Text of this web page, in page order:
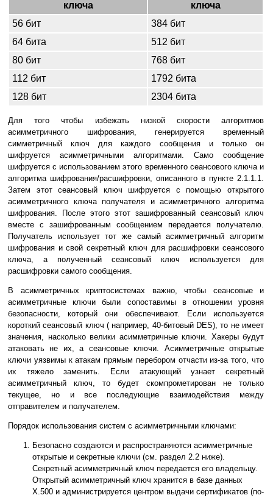
ключа
ключа
56 бит
384 бит
64 бита
512 бит
80 бит
768 бит
112 бит
1792 бита
128 бит
2304 бита
Для того чтобы избежать низкой скорости алгоритмов
асимметричного шифрования, генерируется временный
симметричный ключ для каждого сообщения и только он
шифруется асимметричными алгоритмами. Само сообщение
шифруется с использованием этого временного сеансового ключа и
алгоритма шифрования/расшифровки, описанного в пункте 2.1.1.1.
Затем этот сеансовый ключ шифруется с помощью открытого
асимметричного ключа получателя и асимметричного алгоритма
шифрования. После этого этот зашифрованный сеансовый ключ
вместе с зашифрованным сообщением передается получателю.
Получатель использует тот же самый асимметричный алгоритм
шифрования и свой секретный ключ для расшифровки сеансового
ключа, а полученный сеансовый ключ используется для
расшифровки самого сообщения.
В асимметричных криптосистемах важно, чтобы сеансовые и
асимметричные ключи были сопоставимы в отношении уровня
безопасности, который они обеспечивают. Если используется
короткий сеансовый ключ ( например, 40-битовый DES), то не имеет
значения, насколько велики асимметричные ключи. Хакеры будут
атаковать не их, а сеансовые ключи. Асимметричные открытые
ключи уязвимы к атакам прямым перебором отчасти из-за того, что
их тяжело заменить. Если атакующий узнает секретный
асимметричный ключ, то будет скомпрометирован не только
текущее, но и все последующие взаимодействия между
отправителем и получателем.
Порядок использования систем с асимметричными ключами:
Безопасно создаются и распространяются асимметричные
открытые и секретные ключи (см. раздел 2.2 ниже).
Секретный асимметричный ключ передается его владельцу.
Открытый асимметричный ключ хранится в базе данных
X.500 и администрируется центром выдачи сертификатов (по-